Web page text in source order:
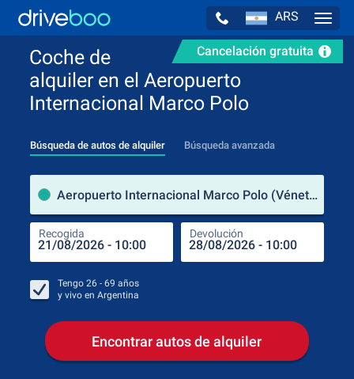
ARS
Cancelación gratuita
Coche de
alquiler en el Aeropuerto
Internacional Marco Polo
Búsqueda de autos de alquiler Búsqueda avanzada
Aeropuerto Internacional Marco Polo (Véneto / Italia)
Recogida Devolución
Tengo 26 - 69 años
y vivo en Argentina
Encontrar autos de alquiler